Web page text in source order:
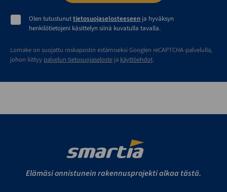
Olen tutustunuttietosuojaselosteeseen ja hyväksyn
henkilötietojeni käsittelyn siinä kuvatulla tavalla.
Lomake on suojattu roskapostin estämiseksi Googlen reCAPTCHA-palvelulla,
johon liittyy palvelun tietosuojaseloste ja käyttöehdot.
Elämäsi onnistunein rakennusprojekti alkaa tästä.